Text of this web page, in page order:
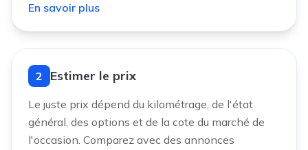
En savoir plus
2 Estimer le prix
Le juste prix dépend du kilométrage, de l'état
général, des options et de la cote du marché de
l'occasion. Comparez avec des annonces